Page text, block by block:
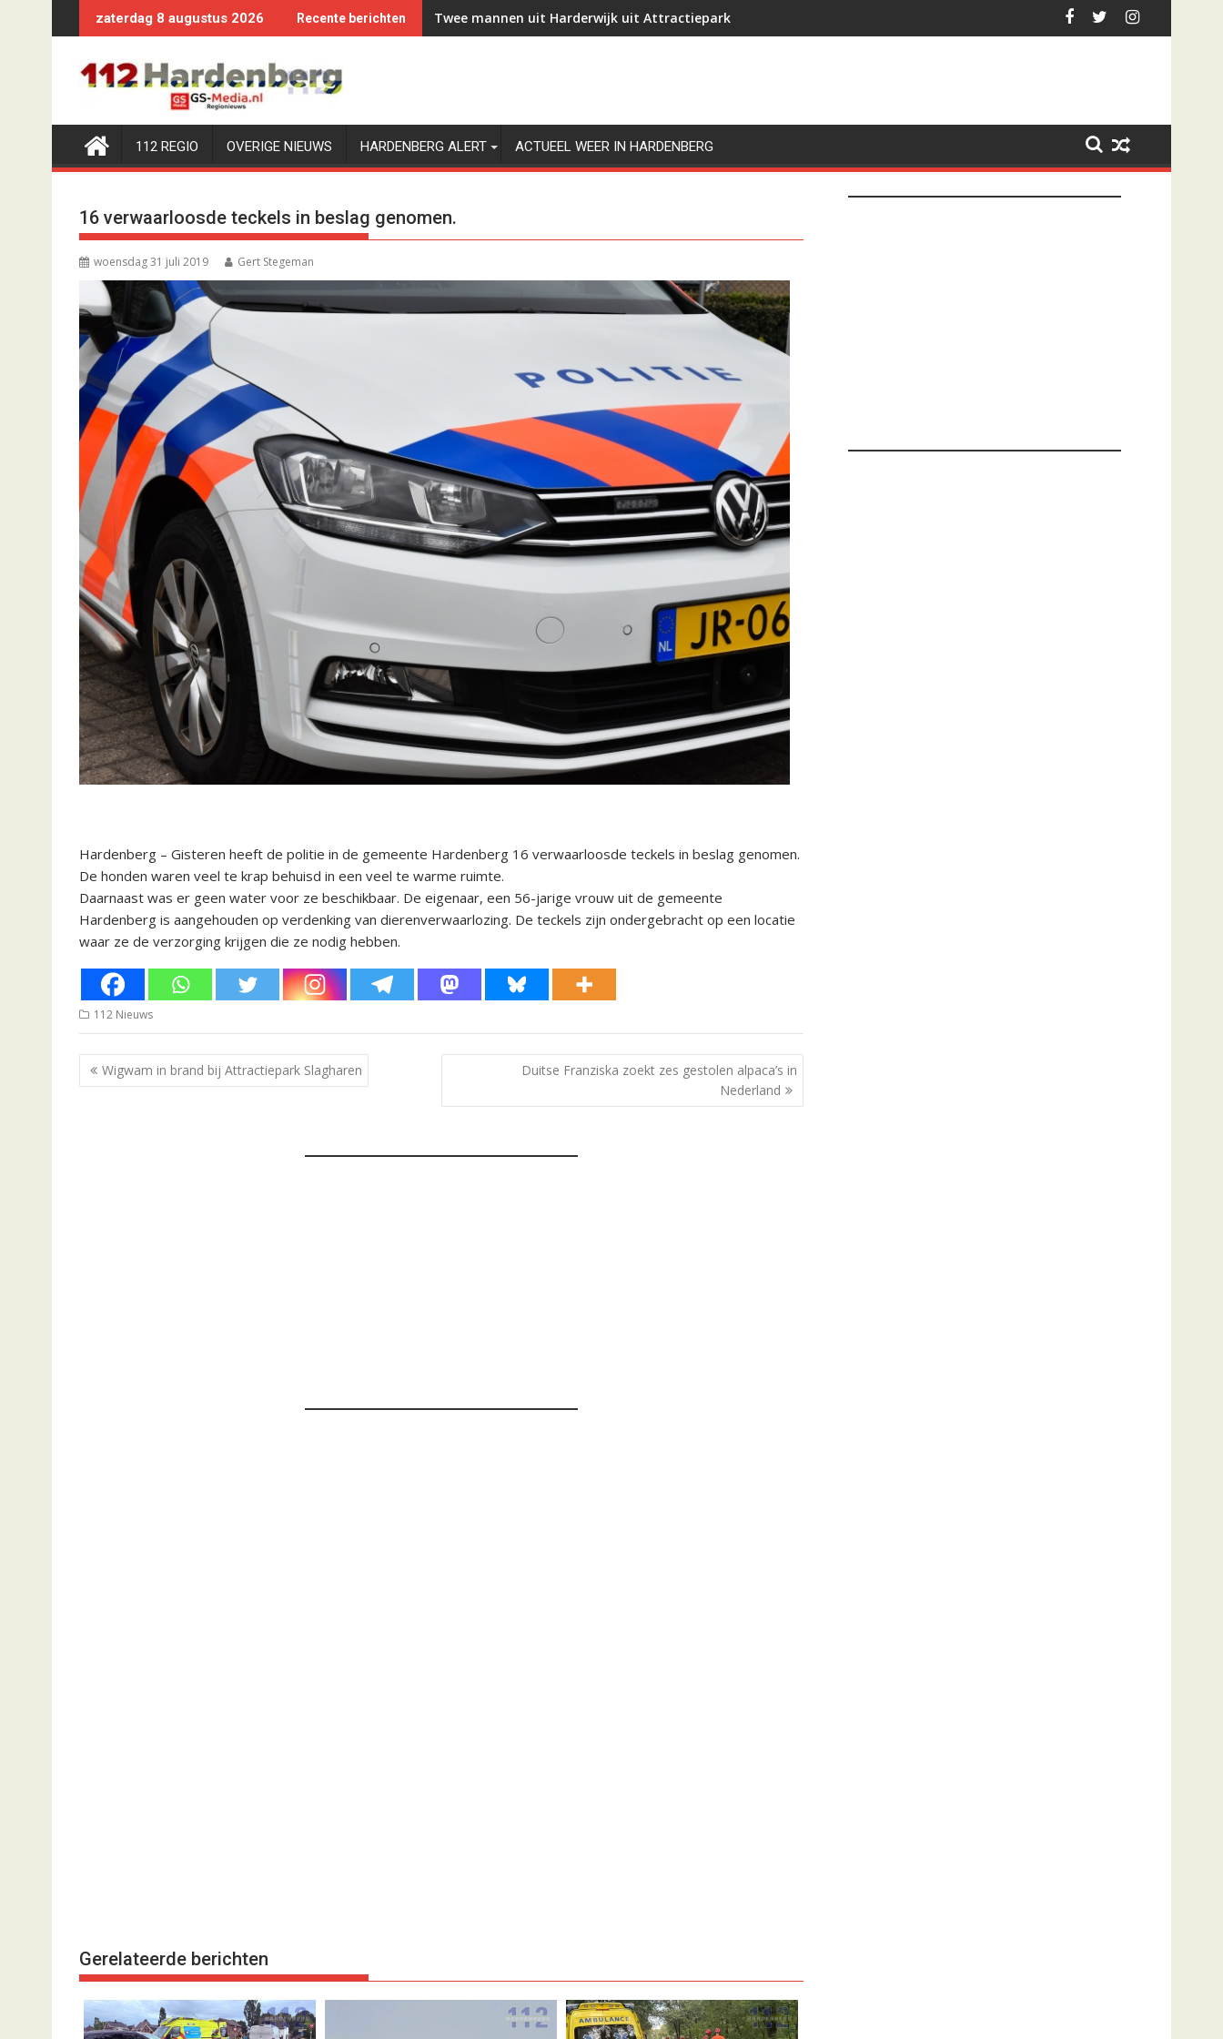
naar
inhoud
zaterdag 8 augustus 2026 Recente berichten Twee mannen uit Harderwijk uit Attractiepark Slagharen gezet na tonen geslachtsdeel
112 REGIO OVERIGE NIEUWS HARDENBERG ALERT ACTUEEL WEER IN HARDENBERG
16 verwaarloosde teckels in beslag genomen.
woensdag 31 juli 2019 Gert Stegeman
Hardenberg – Gisteren heeft de politie in de gemeente Hardenberg 16 verwaarloosde teckels in beslag genomen.
De honden waren veel te krap behuisd in een veel te warme ruimte.
Daarnaast was er geen water voor ze beschikbaar. De eigenaar, een 56-jarige vrouw uit de gemeente
Hardenberg is aangehouden op verdenking van dierenverwaarlozing. De teckels zijn ondergebracht op een locatie
waar ze de verzorging krijgen die ze nodig hebben.
112 Nieuws
Bericht
navigatie
Wigwam in brand bij Attractiepark Slagharen
Duitse Franziska zoekt zes gestolen alpaca’s in
Nederland
Gerelateerde berichten